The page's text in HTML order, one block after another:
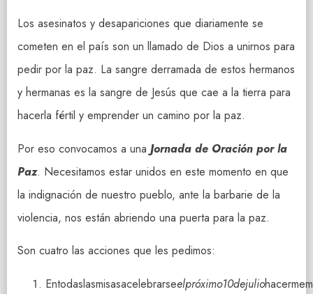
Los asesinatos y desapariciones que diariamente se
cometen en el país son un llamado de Dios a unirnos para
pedir por la paz. La sangre derramada de estos hermanos
y hermanas es la sangre de Jesús que cae a la tierra para
hacerla fértil y emprender un camino por la paz.
Por eso convocamos a una Jornada de Oración por la
Paz. Necesitamos estar unidos en este momento en que
la indignación de nuestro pueblo, ante la barbarie de la
violencia, nos están abriendo una puerta para la paz.
Son cuatro las acciones que les pedimos:
Entodaslasmisasacelebrarseelpróximo10dejulio